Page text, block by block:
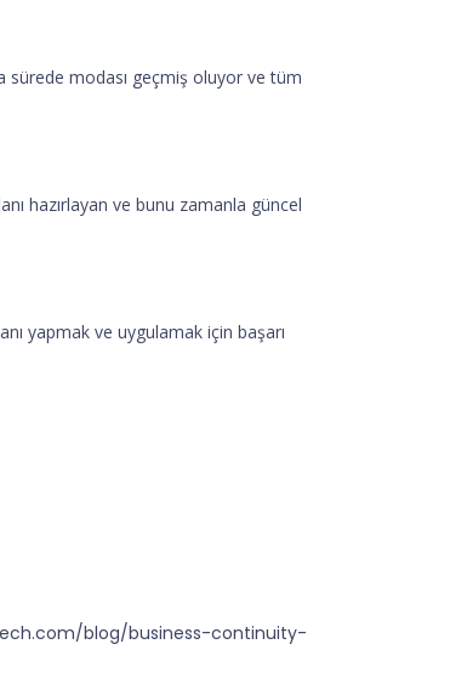
sürede modası geçmiş oluyor ve tüm
hazırlayan ve bunu zamanla güncel
yapmak ve uygulamak için başarı
blog/business-continuity-